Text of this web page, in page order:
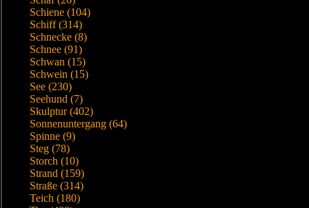
Schiene (104)
Schiff (314)
Schnecke (8)
Schnee (91)
Schwan (15)
Schwein (15)
See (230)
Seehund (7)
Skulptur (402)
Sonnenuntergang (64)
Spinne (9)
Steg (78)
Storch (10)
Strand (159)
Straße (314)
Teich (180)